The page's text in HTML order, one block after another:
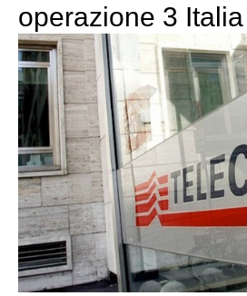
operazione 3 Italia